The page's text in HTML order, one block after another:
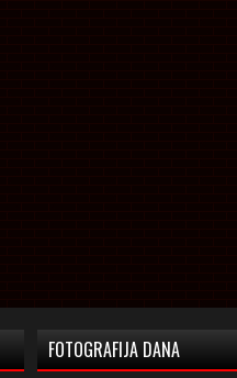
FOTOGRAFIJA DANA